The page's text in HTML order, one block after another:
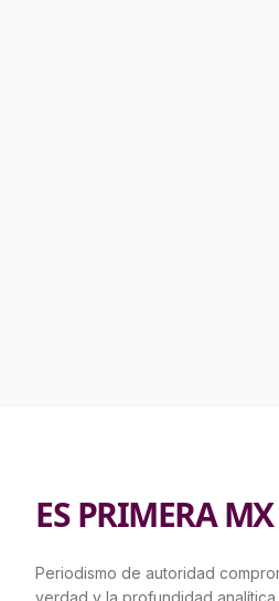
ES PRIMERA MX
Periodismo de autoridad
verdad y la profundidad analítica.